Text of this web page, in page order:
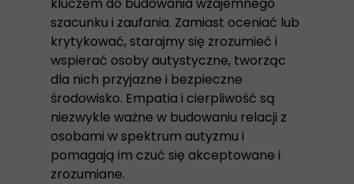
szacunku i zaufania. Zamiast oceniać lub
krytykować, starajmy się zrozumieć i
wspierać osoby autystyczne, tworząc
dla nich przyjazne i bezpieczne
środowisko. Empatia i cierpliwość są
niezwykle ważne w budowaniu relacji z
osobami w spektrum autyzmu i
pomagają im czuć się akceptowane i
zrozumiane.